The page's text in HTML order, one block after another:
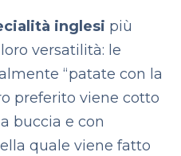
inglesi più
versatilità: le
“patate con la
preferito viene cotto
buccia e con
quale viene fatto